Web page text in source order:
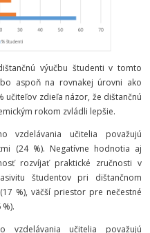
výučbu študenti v tomto
aspoň na rovnakej úrovni ako
učiteľov zdieľa názor, že dištančnú
rokom zvládli lepšie.
vzdelávania učitelia považujú
(24 %). Negatívne hodnotia aj
rozvíjať praktické zručnosti v
študentov pri dištančnom
%), väčší priestor pre nečestné
vzdelávania učitelia považujú